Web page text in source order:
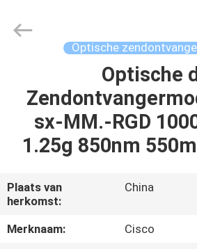
PRODUCTEN
VIDEO'S
OVER
ONS
Ltd..
Optische
Optische
sx-MM.-RGD
1.25g 850nm
Plaats van
herkomst:
China
Merknaam:
Cisco